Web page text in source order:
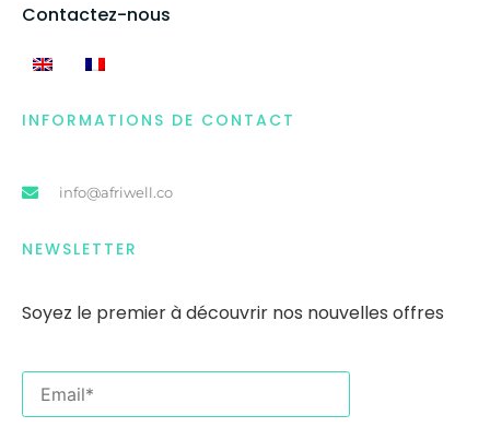
Contactez-nous
INFORMATIONS DE CONTACT
info@afriwell.co
NEWSLETTER
Soyez le premieràdécouvrir nos nouvelles offres